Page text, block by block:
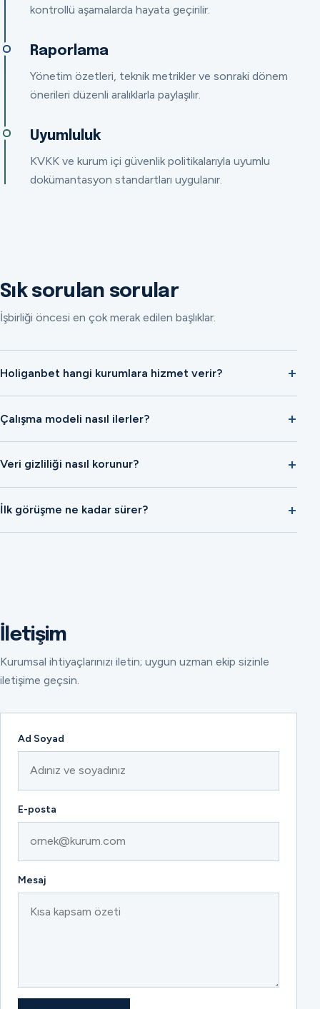
kontrollü aşamalarda hayata geçirilir.
Raporlama
Yönetim özetleri, teknik metrikler ve sonraki dönem
önerileri düzenli aralıklarla paylaşılır.
Uyumluluk
KVKK ve kurum içi güvenlik politikalarıyla uyumlu
dokümantasyon standartları uygulanır.
Sık sorulan sorular
İşbirliği öncesi en çok merak edilen başlıklar.
Holiganbet hangi kurumlara hizmet verir?
Çalışma modeli nasıl ilerler?
Veri gizliliği nasıl korunur?
İlk görüşme ne kadar sürer?
İletişim
Kurumsal ihtiyaçlarınızı iletin; uygun uzman ekip sizinle
iletişime geçsin.
Ad Soyad
E-posta
Mesaj